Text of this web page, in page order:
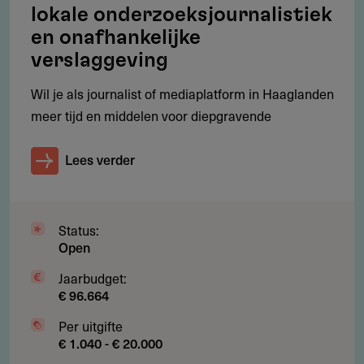
Subsidie
Hoeveel subsidie kun je aanvragen?
De subsidie bedraagt maximaal 80% van de subsidiabele
aangevraagde bedrag is € 1.500.
Plafond geldt gezamenlijk voor beide tenderperioden in
Eigen bijdrage van minimaal 20% van de begrote kosten
verplicht
Subsidiabele kosten zijn loonkosten, reis-, verblijf- en
lokale onderzoeksjournalistiek
en onafhankelijke
verslaggeving
Wil je als journalist of mediaplatform in Haaglanden
meer tijd en middelen voor diepgravende
Lees verder
Status:
Open
Jaarbudget:
€ 96.664
Per uitgifte
€ 1.040 - € 20.000